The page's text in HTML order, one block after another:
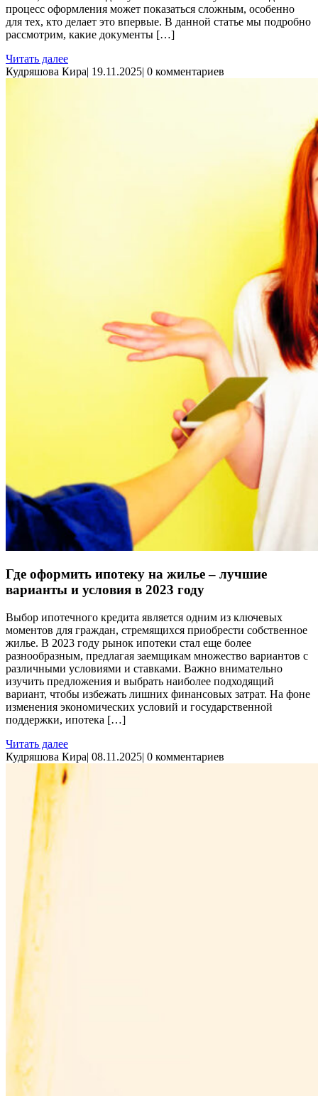
процесс оформления может показаться сложным, особенно
для тех, кто делает это впервые. В данной статье мы подробно
рассмотрим, какие документы […]
Читать далее
Кудряшова Кира| 19.11.2025| 0 комментариев
Где оформить ипотеку на жилье – лучшие
варианты и условия в 2023 году
Выбор ипотечного кредита является одним из ключевых
моментов для граждан, стремящихся приобрести собственное
жилье. В 2023 году рынок ипотеки стал еще более
разнообразным, предлагая заемщикам множество вариантов с
различными условиями и ставками. Важно внимательно
изучить предложения и выбрать наиболее подходящий
вариант, чтобы избежать лишних финансовых затрат. На фоне
изменения экономических условий и государственной
поддержки, ипотека […]
Читать далее
Кудряшова Кира| 08.11.2025| 0 комментариев